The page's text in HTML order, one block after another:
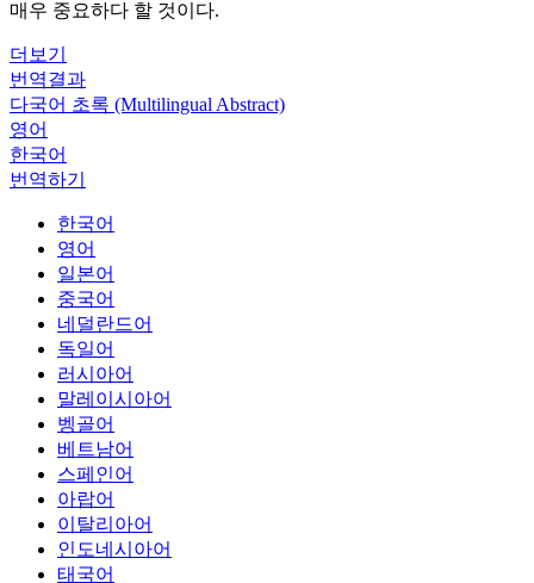
매우 중요하다 할 것이다.
더보기
번역결과
다국어 초록 (Multilingual Abstract)
영어
한국어
번역하기
한국어
영어
일본어
중국어
네덜란드어
독일어
러시아어
말레이시아어
벵골어
베트남어
스페인어
아랍어
이탈리아어
인도네시아어
태국어